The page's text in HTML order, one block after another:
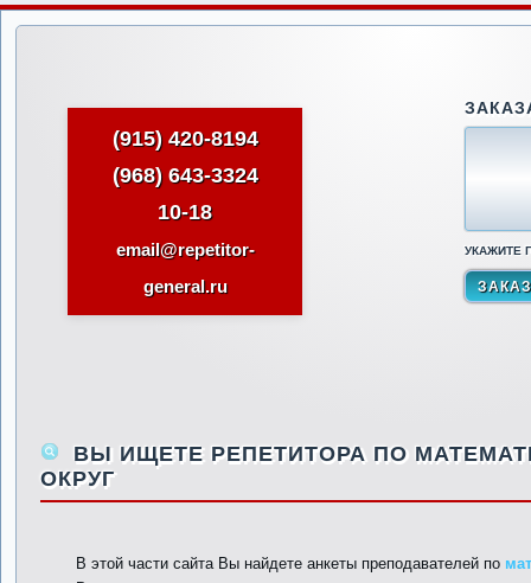
(915) 420-8194
(968) 643-3324
10-18
email@repetitor-
general.ru
УКАЖИТЕ
ВЫ ИЩЕТЕ РЕПЕТИТОРА ПО
ОКРУГ
В этой части сайта Вы найдете анкеты преподавателей по